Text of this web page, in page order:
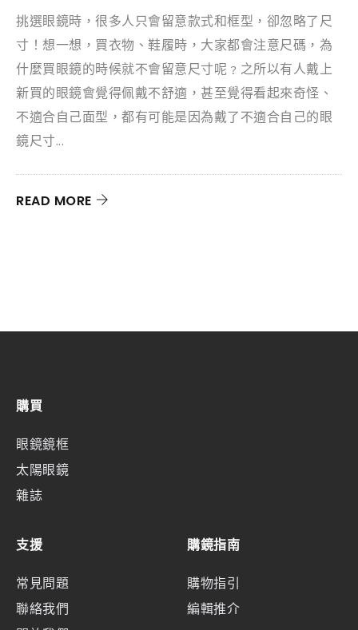
挑選眼鏡時，很多人只會留意款式和框型，卻忽略了尺
寸！想一想，買衣物、鞋履時，大家都會注意尺碼，為
什麼買眼鏡的時候就不會留意尺寸呢﹖之所以有人戴上
新買的眼鏡會覺得佩戴不舒適，甚至覺得看起來奇怪、
不適合自己面型，都有可能是因為戴了不適合自己的眼
鏡尺寸...
READ MORE
購買
眼鏡鏡框
太陽眼鏡
雜誌
支援
常見問題
聯絡我們
購鏡指南
購物指引
編輯推介